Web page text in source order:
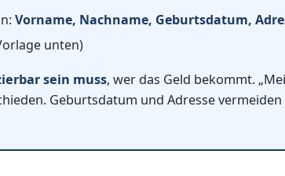
Vorname, Nachname, Geburtsdatum,
unten)
sein muss, wer das Geld bekommt.
Geburtsdatum und Adresse vermeiden